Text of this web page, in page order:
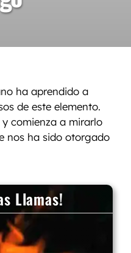
ha aprendido a
de este elemento.
comienza a mirarlo
nos ha sido otorgado
Llamas!